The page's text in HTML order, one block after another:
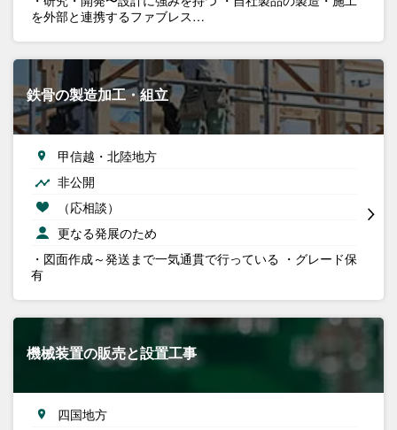
を外部と連携するファブレス…
鉄骨の製造加工・組立
甲信越・北陸地方
非公開
（応相談）
更なる発展のため
・図面作成～発送まで一気通貫で行っている ・グレード保
有
機械装置の販売と設置工事
四国地方